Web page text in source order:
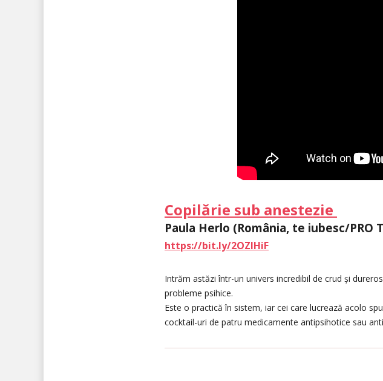
Copilărie sub anestezie
Paula Herlo (România, te iubesc/PRO
https://bit.ly/2OZlHiF
Intrăm astăzi într-un univers incredibil de crud și
probleme psihice.
Este o practică în sistem, iar cei care lucrează acolo
cocktail-uri de patru medicamente antipsihotice sau